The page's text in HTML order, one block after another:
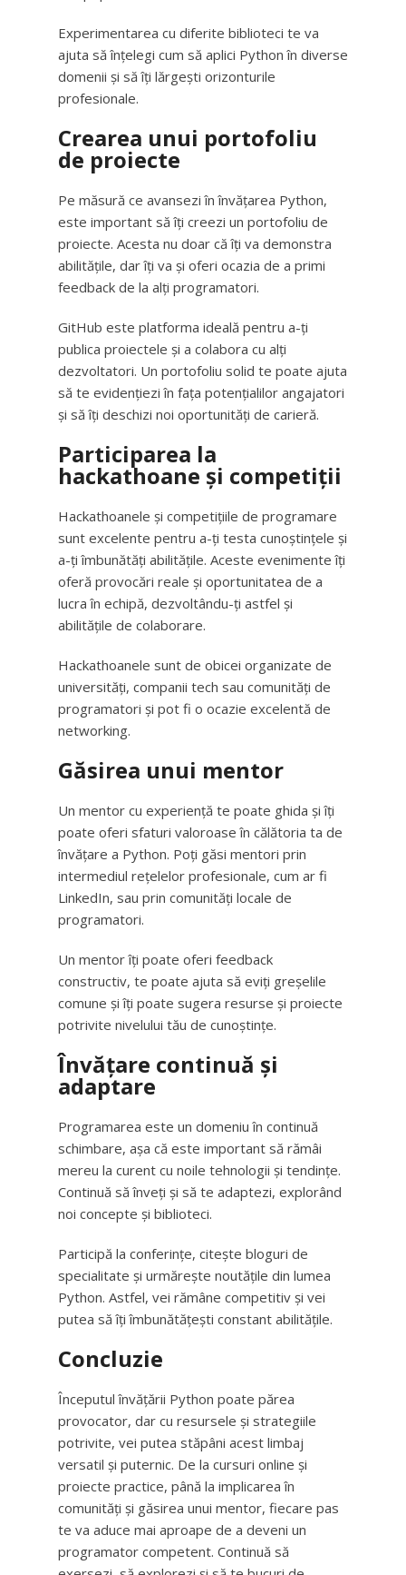
Experimentarea cu diferite biblioteci te va
ajuta să înțelegi cum să aplici Python în diverse
domenii și să îți lărgești orizonturile
profesionale.
Crearea unui portofoliu
de proiecte
Pe măsură ce avansezi în învățarea Python,
este important să îți creezi un portofoliu de
proiecte. Acesta nu doar că îți va demonstra
abilitățile, dar îți va și oferi ocazia de a primi
feedback de la alți programatori.
GitHub este platforma ideală pentru a-ți
publica proiectele și a colabora cu alți
dezvoltatori. Un portofoliu solid te poate ajuta
să te evidențiezi în fața potențialilor angajatori
și să îți deschizi noi oportunități de carieră.
Participarea la
hackathoane și competiții
Hackathoanele și competițiile de programare
sunt excelente pentru a-ți testa cunoștințele și
a-ți îmbunătăți abilitățile. Aceste evenimente îți
oferă provocări reale și oportunitatea de a
lucra în echipă, dezvoltându-ți astfel și
abilitățile de colaborare.
Hackathoanele sunt de obicei organizate de
universități, companii tech sau comunități de
programatori și pot fi o ocazie excelentă de
networking.
Găsirea unui mentor
Un mentor cu experiență te poate ghida și îți
poate oferi sfaturi valoroase în călătoria ta de
învățare a Python. Poți găsi mentori prin
intermediul rețelelor profesionale, cum ar fi
LinkedIn, sau prin comunități locale de
programatori.
Un mentor îți poate oferi feedback
constructiv, te poate ajuta să eviți greșelile
comune și îți poate sugera resurse și proiecte
potrivite nivelului tău de cunoștințe.
Învățare continuă și
adaptare
Programarea este un domeniu în continuă
schimbare, așa că este important să rămâi
mereu la curent cu noile tehnologii și tendințe.
Continuă să înveți și să te adaptezi, explorând
noi concepte și biblioteci.
Participă la conferințe, citește bloguri de
specialitate și urmărește noutățile din lumea
Python. Astfel, vei rămâne competitiv și vei
putea să îți îmbunătățești constant abilitățile.
Concluzie
Începutul învățării Python poate părea
provocator, dar cu resursele și strategiile
potrivite, vei putea stăpâni acest limbaj
versatil și puternic. De la cursuri online și
proiecte practice, până la implicarea în
comunități și găsirea unui mentor, fiecare pas
te va aduce mai aproape de a deveni un
programator competent. Continuă să